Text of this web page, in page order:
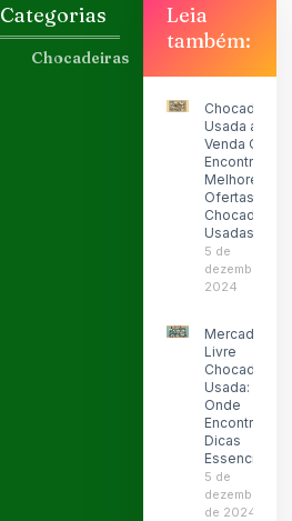
Categorias
Chocadeiras
Leia
também:
Chocadeira
Usada a
Venda OLX:
Encontre as
Melhores
Ofertas de
Chocadeiras
Usadas
5 de
dezembro de
2024
Mercado
Livre
Chocadeira
Usada:
Onde
Encontrar e
Dicas
Essenciais
5 de
dezembro
de 2024